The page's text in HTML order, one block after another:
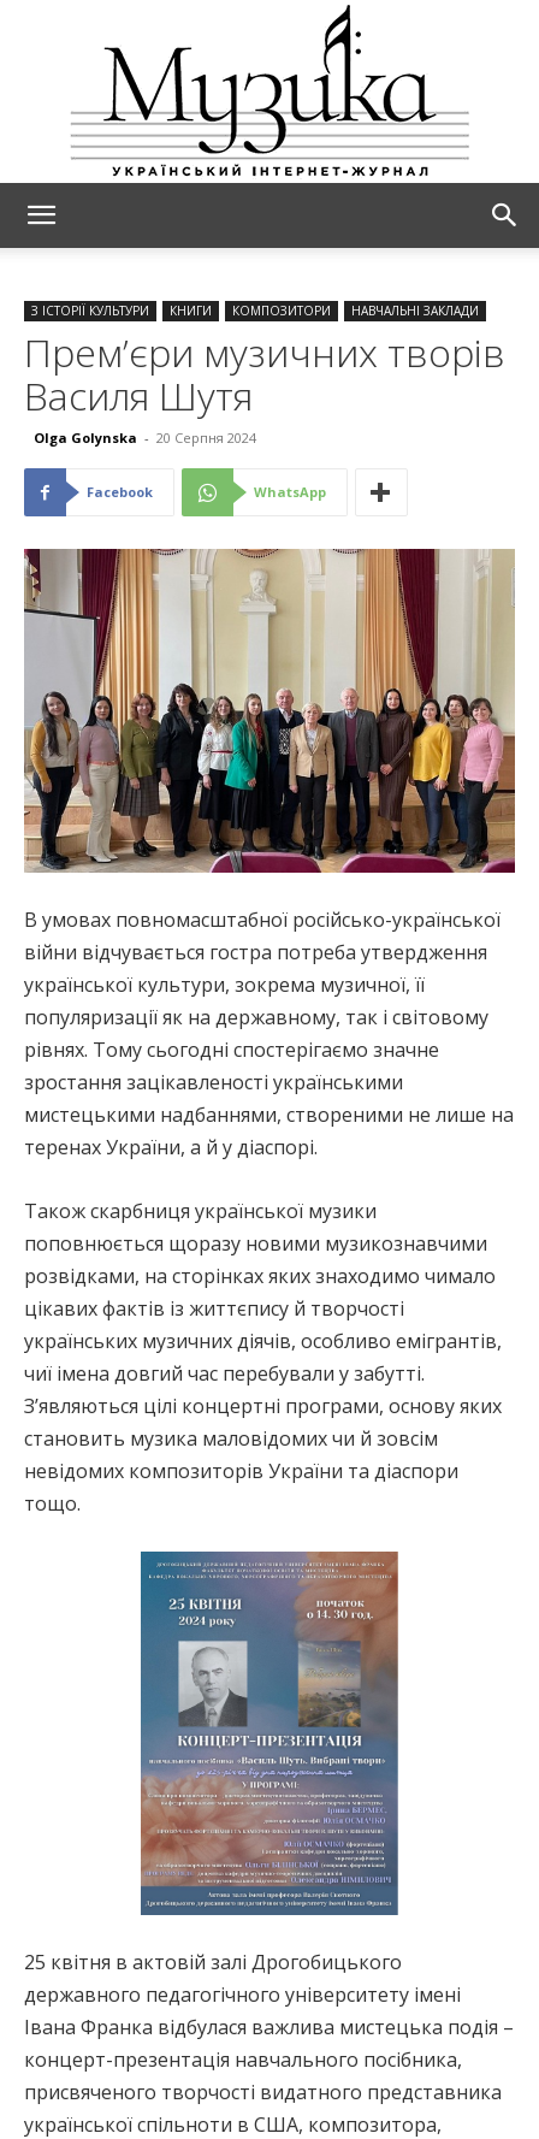
З ІСТОРІЇ КУЛЬТУРИ КНИГИ КОМПОЗИТОРИ НАВЧАЛЬНІ ЗАКЛАДИ
Прем’єри музичних творів
Василя Шутя
Olga Golynska - 20 Серпня 2024
Facebook WhatsApp
В умовах повномасштабної російсько-української
війни відчувається гостра потреба утвердження
української культури, зокрема музичної, її
популяризації як на державному, так і світовому
рівнях. Тому сьогодні спостерігаємо значне
зростання зацікавленості українськими
мистецькими надбаннями, створеними не лише на
теренах України, а й у діаспорі.
Також скарбниця української музики
поповнюється щоразу новими музикознавчими
розвідками, на сторінках яких знаходимо чимало
цікавих фактів із життєпису й творчості
українських музичних діячів, особливо емігрантів,
чиї імена довгий час перебували у забутті.
З’являються цілі концертні програми, основу яких
становить музика маловідомих чи й зовсім
невідомих композиторів України та діаспори
тощо.
25 квітня в актовій залі Дрогобицького
державного педагогічного університету імені
Івана Франка відбулася важлива мистецька подія –
концерт-презентація навчального посібника,
присвяченого творчості видатного представника
української спільноти в США, композитора,